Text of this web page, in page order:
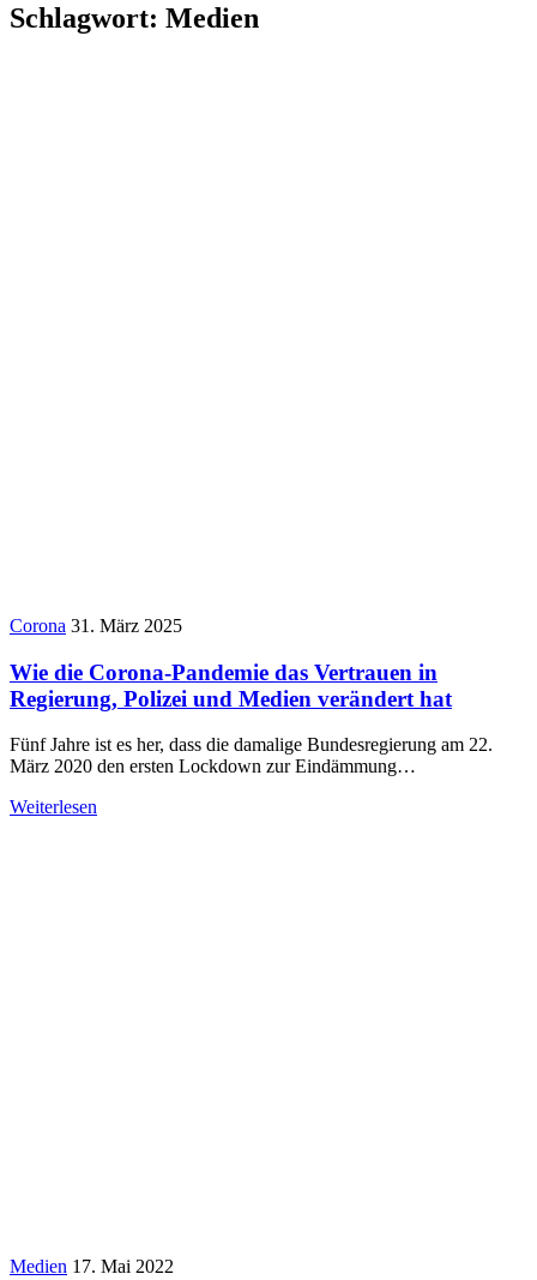
Schlagwort: Medien
Corona 31. März 2025
Wie die Corona-Pandemie das Vertrauen in
Regierung, Polizei und Medien verändert hat
Fünf Jahre ist es her, dass die damalige Bundesregierung am 22.
März 2020 den ersten Lockdown zur Eindämmung…
Weiterlesen
Medien 17. Mai 2022